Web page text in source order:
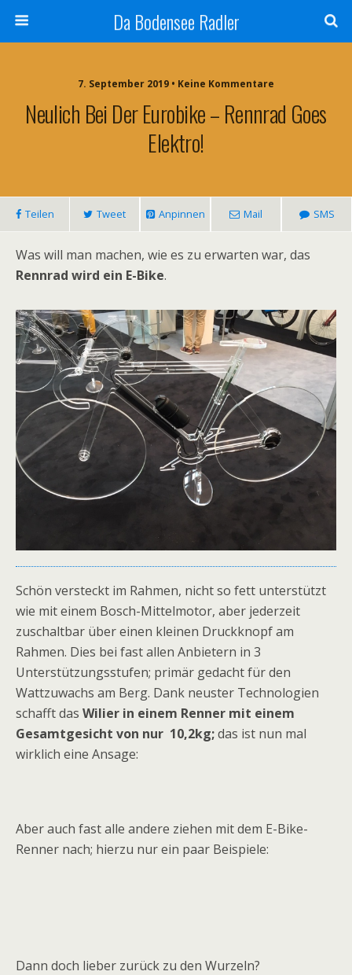
Da Bodensee Radler
7. September 2019 • Keine Kommentare
Neulich Bei Der Eurobike – Rennrad Goes
Elektro!
Teilen Tweet Anpinnen Mail SMS
Was will man machen, wie es zu erwarten war, das
Rennrad wird ein E-Bike.
Schön versteckt im Rahmen, nicht so fett unterstützt
wie mit einem Bosch-Mittelmotor, aber jederzeit
zuschaltbar über einen kleinen Druckknopf am
Rahmen. Dies bei fast allen Anbietern in 3
Unterstützungsstufen; primär gedacht für den
Wattzuwachs am Berg. Dank neuster Technologien
schafft das Wilier in einem Renner mit einem
Gesamtgesicht von nur 10,2kg;das ist nun mal
wirklich eine Ansage:
Aber auch fast alle andere ziehen mit dem E-Bike-
Renner nach; hierzu nur ein paar Beispiele:
Dann doch lieber zurück zu den Wurzeln?